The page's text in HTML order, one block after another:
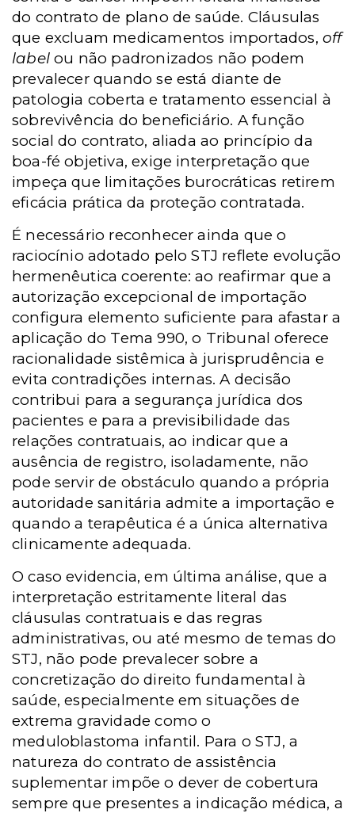
do contrato de plano de saúde. Cláusulas
que excluam medicamentos importados, off
labelou não padronizados não podem
prevalecer quando se está diante de
patologia coberta e tratamento essencial à
sobrevivência do beneficiário. A função
social do contrato, aliada ao princípio da
boa-fé objetiva, exige interpretação que
impeça que limitações burocráticas retirem
eficácia prática da proteção contratada.
É necessário reconhecer ainda que o
raciocínio adotado pelo STJ reflete evolução
hermenêutica coerente: ao reafirmar que a
autorização excepcional de importação
configura elemento suficiente para afastar a
aplicação do Tema 990, o Tribunal oferece
racionalidade sistêmica à jurisprudência e
evita contradições internas. A decisão
contribui para a segurança jurídica dos
pacientes e para a previsibilidade das
relações contratuais, ao indicar que a
ausência de registro, isoladamente, não
pode servir de obstáculo quando a própria
autoridade sanitária admite a importação e
quando a terapêutica é a única alternativa
clinicamente adequada.
O caso evidencia, em última análise, que a
interpretação estritamente literal das
cláusulas contratuais e das regras
administrativas, ou até mesmo de temas do
STJ, não pode prevalecer sobre a
concretização do direito fundamental à
saúde, especialmente em situações de
extrema gravidade como o
meduloblastoma infantil. Para o STJ, a
natureza do contrato de assistência
suplementar impõe o dever de cobertura
sempre que presentes a indicação médica, a